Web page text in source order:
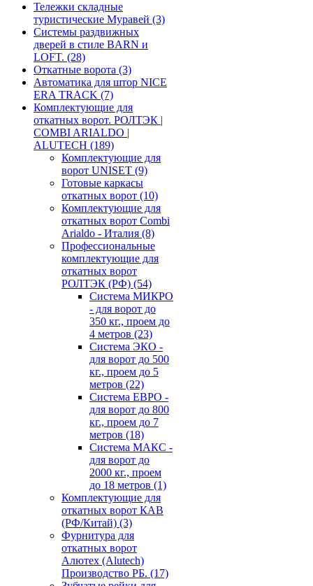
Тележки складные
туристические Муравей (3)
Системы раздвижных
дверей в стиле BARN и
LOFT. (28)
Откатные ворота (3)
Автоматика для штор NICE
ERA TRACK (7)
Комплектующие для
откатных ворот. РОЛТЭК |
COMBI ARIALDO |
ALUTECH (189)
Комплектующие для
ворот UNISET (9)
Готовые каркасы
откатных ворот (10)
Комплектующие для
откатных ворот Combi
Arialdo - Италия (8)
Профессиональные
комплектующие для
откатных ворот
РОЛТЭК (РФ) (54)
Система МИКРО
- для ворот до
350 кг., проем до
4 метров (23)
Система ЭКО -
для ворот до 500
кг., проем до 5
метров (22)
Система ЕВРО -
для ворот до 800
кг., проем до 7
метров (18)
Система МАКС -
для ворот до
2000 кг., проем
до 18 метров (1)
Комплектующие для
откатных ворот КАВ
(РФ/Китай) (3)
Фурнитура для
откатных ворот
Алютех (Alutech)
Производство РБ. (17)